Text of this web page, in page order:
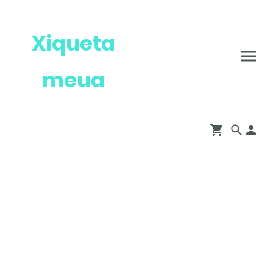
Xiqueta
meua